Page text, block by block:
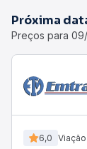
Próxima
Preços para
6,0